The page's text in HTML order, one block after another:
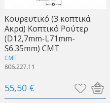
Κουρευτικό (3 κοπτικά
Ακρα) Κοπτικό Ρούτερ
(D12,7mm-L71mm-
S6.35mm) CMT
CMT
806.227.11
55,50 €